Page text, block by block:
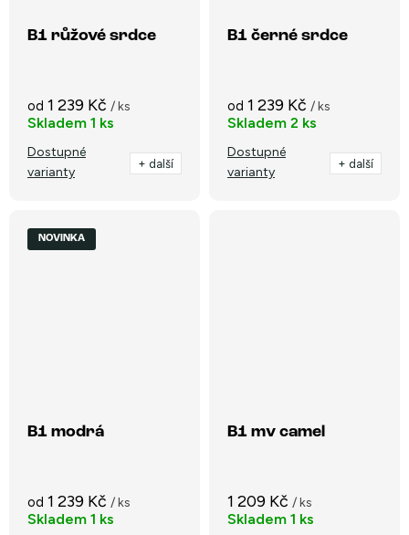
B1 růžové srdce
od 1 239 Kč / ks
Skladem 1 ks
Dostupné
varianty
+ další
B1 černé srdce
od 1 239 Kč / ks
Skladem 2 ks
Dostupné
varianty
+ další
NOVINKA
B1 modrá
od 1 239 Kč / ks
Skladem 1 ks
B1 mv camel
1 209 Kč / ks
Skladem 1 ks